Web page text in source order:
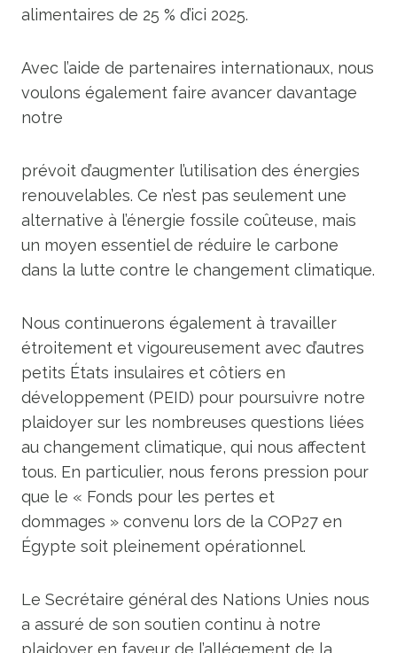
alimentaires de 25 % d’ici 2025.
Avec l’aide de partenaires internationaux, nous
voulons également faire avancer davantage
notre
prévoit d’augmenter l’utilisation des énergies
renouvelables. Ce n’est pas seulement une
alternative à l’énergie fossile coûteuse, mais
un moyen essentiel de réduire le carbone
dans la lutte contre le changement climatique.
Nous continuerons également à travailler
étroitement et vigoureusement avec d’autres
petits États insulaires et côtiers en
développement (PEID) pour poursuivre notre
plaidoyer sur les nombreuses questions liées
au changement climatique, qui nous affectent
tous. En particulier, nous ferons pression pour
que le « Fonds pour les pertes et
dommages » convenu lors de la COP27 en
Égypte soit pleinement opérationnel.
Le Secrétaire général des Nations Unies nous
a assuré de son soutien continu à notre
plaidoyer en faveur de l’allégement de la